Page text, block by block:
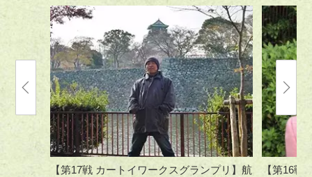
【第17戦 カートイワークスグランプリ】航
【第16戦